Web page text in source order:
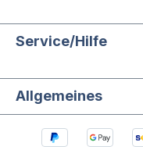
Service/Hilfe
Allgemeines